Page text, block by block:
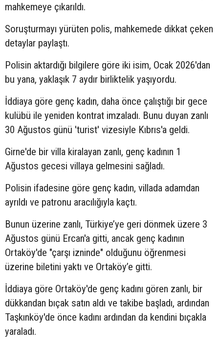
mahkemeye çıkarıldı.
Soruşturmayı yürüten polis, mahkemede dikkat çeken
detaylar paylaştı.
Polisin aktardığı bilgilere göre iki isim, Ocak 2026'dan
bu yana, yaklaşık 7 aydır birliktelik yaşıyordu.
İddiaya göre genç kadın, daha önce çalıştığı bir gece
kulübü ile yeniden kontrat imzaladı. Bunu duyan zanlı
30 Ağustos günü 'turist' vizesiyle Kıbrıs'a geldi.
Girne'de bir villa kiralayan zanlı, genç kadının 1
Ağustos gecesi villaya gelmesini sağladı.
Polisin ifadesine göre genç kadın, villada adamdan
ayrıldı ve patronu aracılığıyla kaçtı.
Bunun üzerine zanlı, Türkiye’ye geri dönmek üzere 3
Ağustos günü Ercan'a gitti, ancak genç kadının
Ortaköy'de "çarşı izninde" olduğunu öğrenmesi
üzerine biletini yaktı ve Ortaköy’e gitti.
İddiaya göre Ortaköy'de genç kadını gören zanlı, bir
dükkandan bıçak satın aldı ve takibe başladı, ardından
Taşkınköy'de önce kadını ardından da kendini bıçakla
yaraladı.